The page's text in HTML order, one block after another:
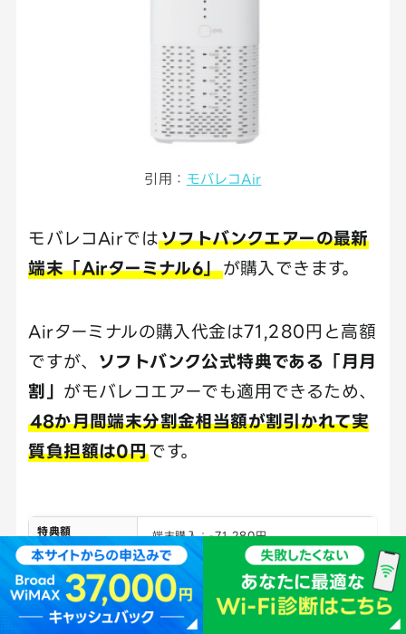
引用： モバレコAir
モバレコAirではソフトバンクエアーの最新
端末「Airターミナル6」が購入できます。
Airターミナルの購入代金は71,280円と高額
ですが、 ソフトバンク公式特典である「月月
割」 がモバレコエアーでも適用できるため、
48か月間端末分割金相当額が割引かれて実
質負担額は0円です。
特典額 端末購入：-71,280円
端末購入者
その他の適用条件
キャンペーン期間中にサイトからモバ